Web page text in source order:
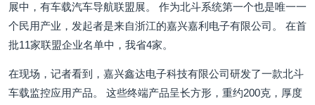
展中，有车载汽车导航联盟展。 作为北斗系统第一个也是唯一一
个民用产业，发起者是来自浙江的嘉兴嘉利电子有限公司。 在首
批11家联盟企业名单中，我省4家。
在现场，记者看到，嘉兴鑫达电子科技有限公司研发了一款北斗
车载监控应用产品。 这些终端产品呈长方形，重约200克，厚度